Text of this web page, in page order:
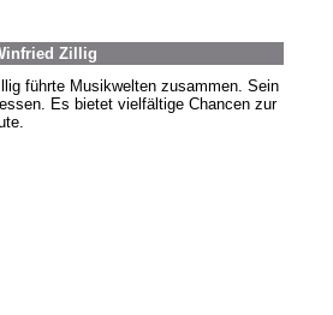
Zillig
führte Musikwelten zusammen. Sein
Es bietet vielfältige Chancen zur